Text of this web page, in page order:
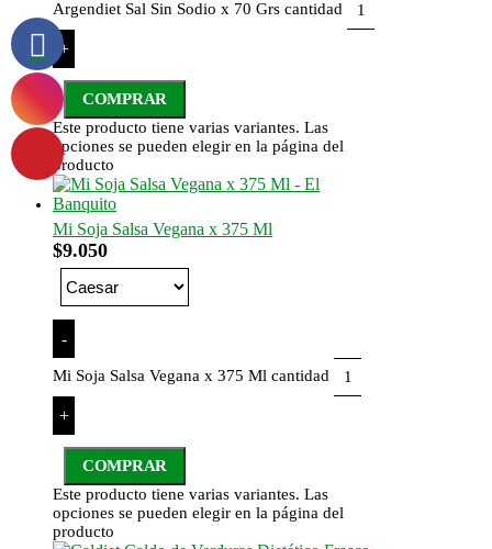
Argendiet Sal Sin Sodio x 70 Grs cantidad
+
COMPRAR
Este producto tiene varias variantes. Las
opciones se pueden elegir en la página del
producto
Mi Soja Salsa Vegana x 375 Ml
$9.050
-
Mi Soja Salsa Vegana x 375 Ml cantidad
+
COMPRAR
Este producto tiene varias variantes. Las
opciones se pueden elegir en la página del
producto